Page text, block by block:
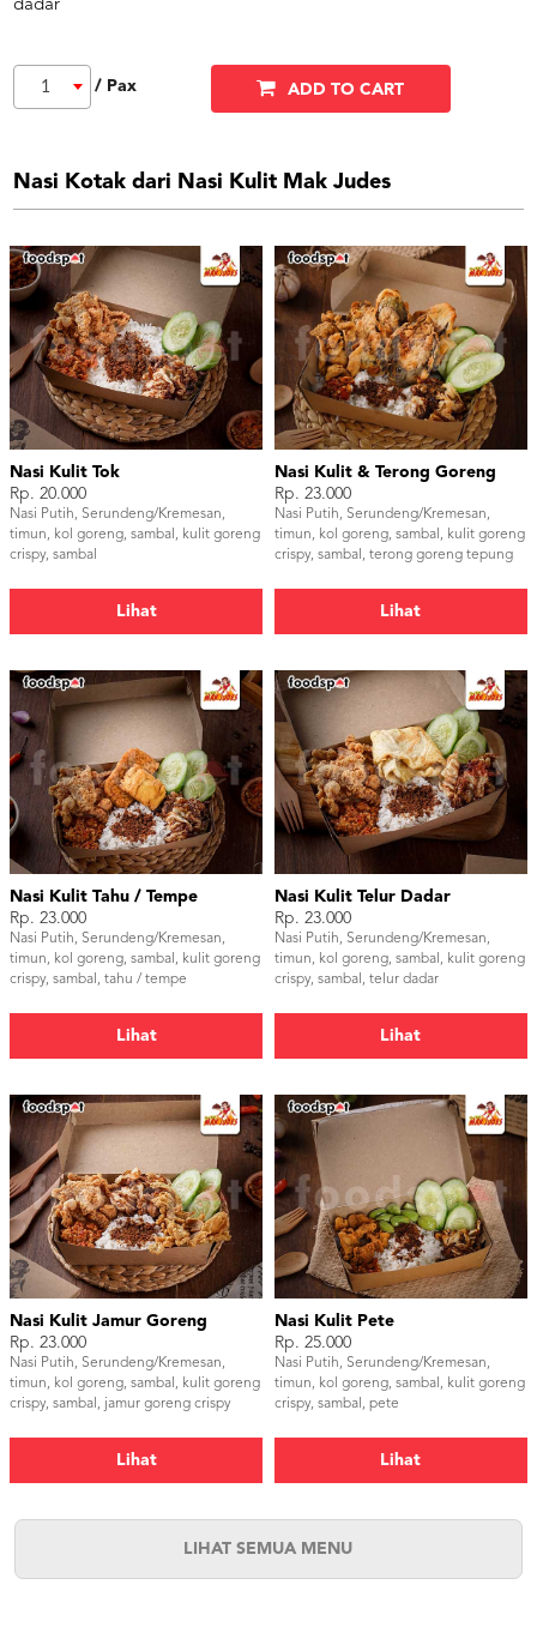
dadar
1 / Pax ADD TO CART
Nasi Kotak dari Nasi Kulit Mak Judes
Nasi Kulit Tok
Rp. 20.000
Nasi Putih, Serundeng/Kremesan,
timun, kol goreng, sambal, kulit goreng
crispy, sambal
Lihat
Nasi Kulit & Terong Goreng
Rp. 23.000
Nasi Putih, Serundeng/Kremesan,
timun, kol goreng, sambal, kulit goreng
crispy, sambal, terong goreng tepung
Lihat
Nasi Kulit Tahu / Tempe
Rp. 23.000
Nasi Putih, Serundeng/Kremesan,
timun, kol goreng, sambal, kulit goreng
crispy, sambal, tahu / tempe
Lihat
Nasi Kulit Telur Dadar
Rp. 23.000
Nasi Putih, Serundeng/Kremesan,
timun, kol goreng, sambal, kulit goreng
crispy, sambal, telur dadar
Lihat
Nasi Kulit Jamur Goreng
Rp. 23.000
Nasi Putih, Serundeng/Kremesan,
timun, kol goreng, sambal, kulit goreng
crispy, sambal, jamur goreng crispy
Lihat
Nasi Kulit Pete
Rp. 25.000
Nasi Putih, Serundeng/Kremesan,
timun, kol goreng, sambal, kulit goreng
crispy, sambal, pete
Lihat
LIHAT SEMUA MENU